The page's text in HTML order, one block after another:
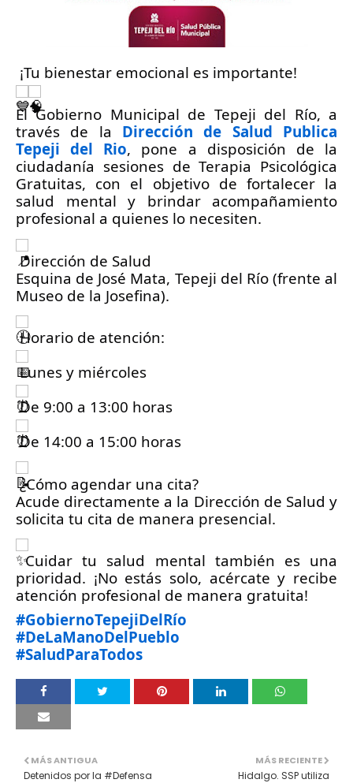
¡Tu bienestar emocional es importante!
El Gobierno Municipal de Tepeji del Río, a
través de la Dirección de Salud Publica
Tepeji del Rio, pone a disposición de la
ciudadanía sesiones de Terapia Psicológica
Gratuitas, con el objetivo de fortalecer la
salud mental y brindar acompañamiento
profesional a quienes lo necesiten.
Dirección de Salud
Esquina de José Mata, Tepeji del Río (frente al
Museo de la Josefina).
Horario de atención:
Lunes y miércoles
De 9:00 a 13:00 horas
De 14:00 a 15:00 horas
¿Cómo agendar una cita?
Acude directamente a la Dirección de Salud y
solicita tu cita de manera presencial.
Cuidar tu salud mental también es una
prioridad. ¡No estás solo, acércate y recibe
atención profesional de manera gratuita!
#GobiernoTepejiDelRío
#DeLaManoDelPueblo
#SaludParaTodos
MÁS RECIENTE
Hidalgo. SSP utiliza
MÁS ANTIGUA
Detenidos por la #Defensa